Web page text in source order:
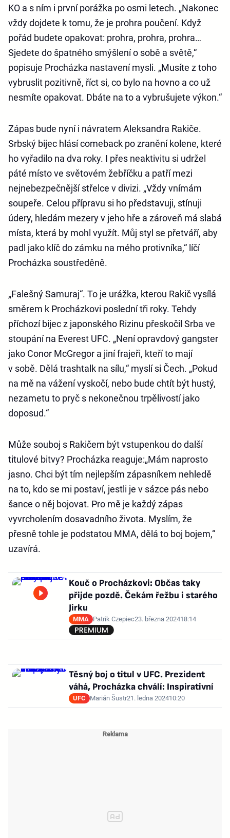
KO a s ním i první porážka po osmi letech. „Nakonec
vždy dojdete k tomu, že je prohra poučení. Když
pořád budete opakovat: prohra, prohra, prohra…
Sjedete do špatného smýšlení o sobě a světě,“
popisuje Procházka nastavení mysli. „Musíte z toho
vybruslit pozitivně, říct si, co bylo na hovno a co už
nesmíte opakovat. Dbáte na to a vybrušujete výkon.“
Zápas bude nyní i návratem Aleksandra Rakiče.
Srbský bijec hlásí comeback po zranění kolene, které
ho vyřadilo na dva roky. I přes neaktivitu si udržel
páté místo ve světovém žebříčku a patří mezi
nejnebezpečnější střelce v divizi. „Vždy vnímám
soupeře. Celou přípravu si ho představuji, stínuji
údery, hledám mezery v jeho hře a zároveň má slabá
místa, která by mohl využít. Můj styl se přetváří, aby
padl jako klíč do zámku na mého protivníka,“ líčí
Procházka soustředěně.
„Falešný Samuraj“. To je urážka, kterou Rakič vysílá
směrem k Procházkovi poslední tři roky. Tehdy
příchozí bijec z japonského Rizinu přeskočil Srba ve
stoupání na Everest UFC. „Není opravdový gangster
jako Conor McGregor a jiní frajeři, kteří to mají
v sobě. Dělá trashtalk na sílu,“ myslí si Čech. „Pokud
na mě na vážení vyskočí, nebo bude chtít být hustý,
nezametu to pryč s nekonečnou trpělivostí jako
doposud.“
Může souboj s Rakičem být vstupenkou do další
titulové bitvy? Procházka reaguje:„Mám naprosto
jasno. Chci být tím nejlepším zápasníkem nehledě
na to, kdo se mi postaví, jestli je v sázce pás nebo
šance o něj bojovat. Pro mě je každý zápas
vyvrcholením dosavadního života. Myslím, že
přesně tohle je podstatou MMA, dělá to boj bojem,“
uzavírá.
Kouč o Procházkovi: Občas taky
přijde pozdě. Čekám řežbu i starého
Jirku
MMA Patrik Czepiec23. března 202418:14
Těsný boj o titul v UFC. Prezident
váhá, Procházka chválí: Inspirativní
UFC Marián Šustr21. ledna 202410:20